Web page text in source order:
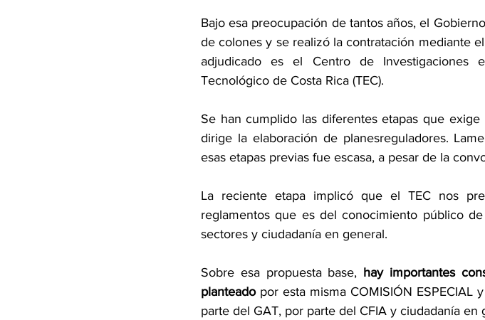
Bajo esa preocupación de tantos años, el
de colones y se realizó la contratación mediante
adjudicado es el Centro de Investigaciones
Tecnológico de Costa Rica (TEC).
Se han cumplido las diferentes etapas que
dirige la elaboración de planesreguladores.
esas etapas previas fue escasa, a pesar de la
La reciente etapa implicó que el TEC nos
reglamentos que es del conocimiento público
sectores y ciudadanía en general.
Sobre esa propuesta base, hay importantes
planteado por esta misma COMISIÓN ESPECIAL
parte del GAT, por parte del CFIA y ciudadanía en